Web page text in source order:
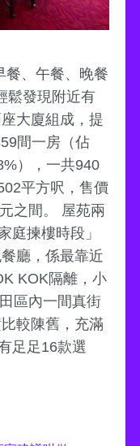
餐、午餐、晚餐
鬆發現附近有
大廈組成，提
間一房（佔
），一共940
平方呎，售價
之間。 屋苑兩
庭揀樓時段」
廳，係最靠近
KOK隔離，小
區內一間真街
較陳舊，充滿
足足16款選